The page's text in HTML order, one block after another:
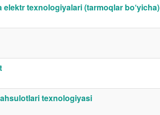
texnologiyalari (tarmoqlar bo‘yicha)
texnologiyasi